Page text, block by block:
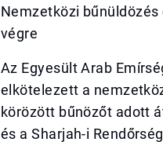
Nemzetközi
végre
Az Egyesült Arab
elkötelezett a
körözött bűnözőt adott
és a Sharjah-i